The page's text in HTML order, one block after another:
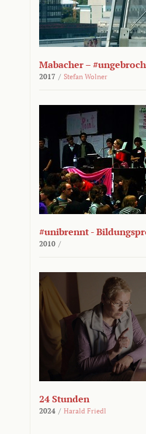
Mabacher –
2017 / Stefan Wolner
#unibrennt -
2010 /
24 Stunden
2024 / Harald Friedl